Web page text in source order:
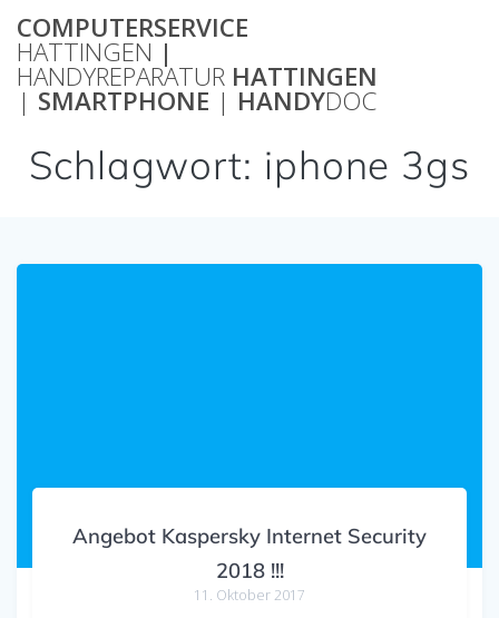
COMPUTERSERVICE
HATTINGEN |
HANDYREPARATUR HATTINGEN
| SMARTPHONE | HANDYDOC
Schlagwort: iphone 3gs
Angebot Kaspersky Internet Security
2018 !!!
11. Oktober 2017